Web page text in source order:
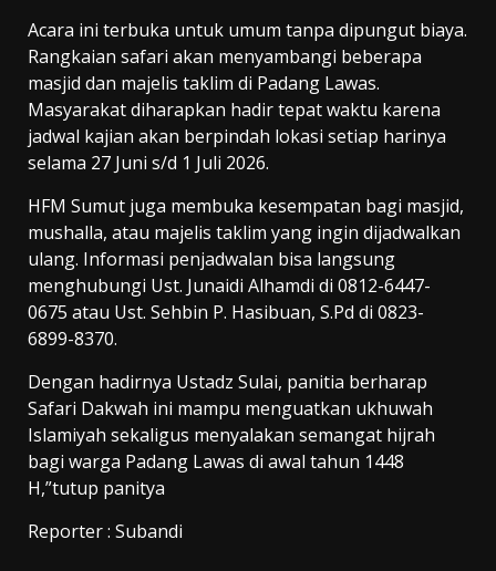
Acara ini terbuka untuk umum tanpa dipungut biaya.
Rangkaian safari akan menyambangi beberapa
masjid dan majelis taklim di Padang Lawas.
Masyarakat diharapkan hadir tepat waktu karena
jadwal kajian akan berpindah lokasi setiap harinya
selama 27 Juni s/d 1 Juli 2026.
HFM Sumut juga membuka kesempatan bagi masjid,
mushalla, atau majelis taklim yang ingin dijadwalkan
ulang. Informasi penjadwalan bisa langsung
menghubungi Ust. Junaidi Alhamdi di 0812-6447-
0675 atau Ust. Sehbin P. Hasibuan, S.Pd di 0823-
6899-8370.
Dengan hadirnya Ustadz Sulai, panitia berharap
Safari Dakwah ini mampu menguatkan ukhuwah
Islamiyah sekaligus menyalakan semangat hijrah
bagi warga Padang Lawas di awal tahun 1448
H,”tutup panitya
Reporter : Subandi